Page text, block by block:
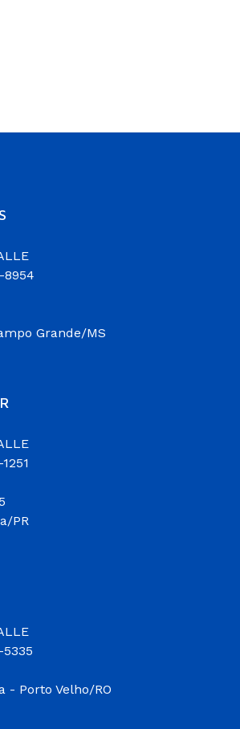
8954
Grande/MS
PR
- Porto Velho/RO